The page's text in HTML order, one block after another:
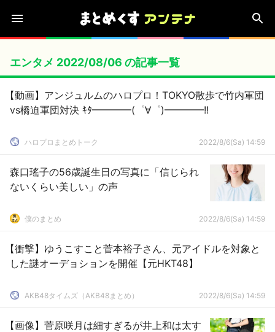
エンタメ 2022/08/06 の記事一覧
【動画】アンジュルムのハロプロ！TOKYO散歩で竹内軍団
vs橋迫軍団対決 ｷﾀ━━━━(゜∀゜)━━━━!!
ハロプロまとめトーク 2022/8/6(Sa) 14:59
森口瑤子の56歳誕生日の写真に「信じられ
ないくらい美しい」の声
僕のまとめ 2022/8/6(Sa) 14:59
【衝撃】ゆうこすこと菅本裕子さん、元アイドルを対象と
した謎オーデョションを開催【元HKT48】
AKB48タイムズ（AKB48まとめ） 2022/8/6(Sa) 14:59
【画像】菅原咲月は細すぎるが井上和は太す